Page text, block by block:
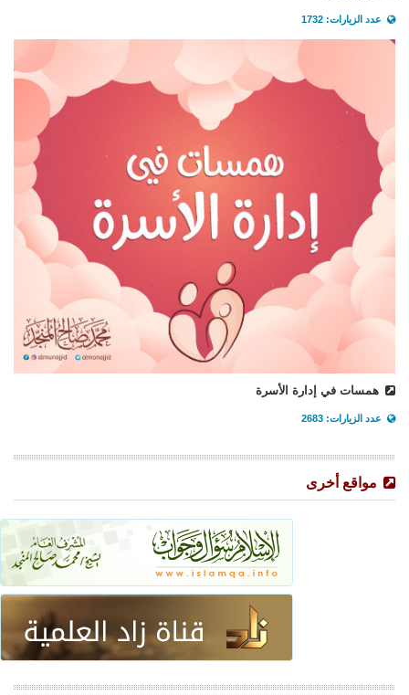
عدد الزيارات: 1732
همسات في إدارة الأسرة
عدد الزيارات: 2683
مواقع أخرى